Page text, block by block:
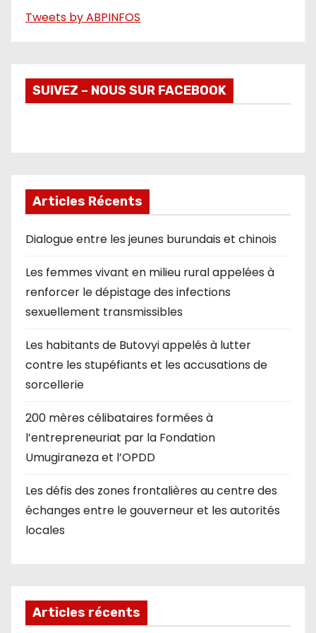
Tweets by ABPINFOS
SUIVEZ – NOUS SUR FACEBOOK
Articles Récents
Dialogue entre les jeunes burundais et chinois
Les femmes vivant en milieu rural appelées à
renforcer le dépistage des infections
sexuellement transmissibles
Les habitants de Butovyi appelés à lutter
contre les stupéfiants et les accusations de
sorcellerie
200 mères célibataires formées à
l’entrepreneuriat par la Fondation
Umugiraneza et l’OPDD
Les défis des zones frontalières au centre des
échanges entre le gouverneur et les autorités
locales
Articles récents